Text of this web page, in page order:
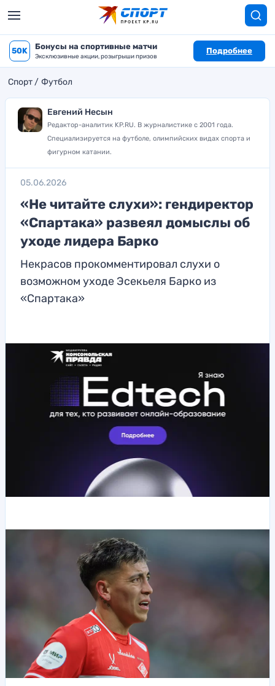
50K Бонусы на спортивные матчи
Эксклюзивные акции, розыгрыши призов
Подробнее
Спорт Футбол
Евгений Несын
Редактор-аналитик KP.RU. В журналистике с 2001 года.
Специализируется на футболе, олимпийских видах спорта и
фигурном катании.
05.06.2026
«Не читайте слухи»: гендиректор
«Спартака» развеял домыслы об
уходе лидера Барко
Некрасов прокомментировал слухи о
возможном уходе Эсекьеля Барко из
«Спартака»